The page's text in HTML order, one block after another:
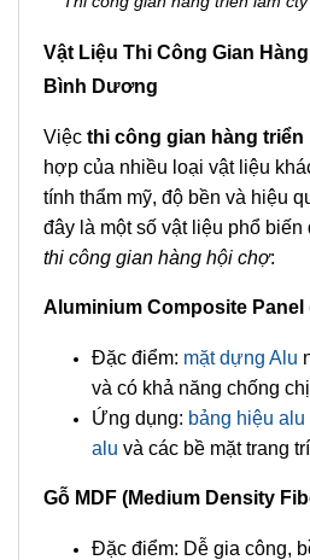
Vật Liệu Thi Công Gian
Bình Dương
Việc thi công gian hàng triển
hợp của nhiều loại vật liệu
tính thẩm mỹ, độ bền và hiệu
đây là một số vật liệu phổ
thi công gian hàng hội chợ:
Aluminium Composite Panel
Đặc điểm: mặt dựng Alu
và có khả năng chống
Ứng dụng: bảng hiệu alu
alu và các bề mặt trang
Gỗ MDF (Medium Density
Đặc điểm: Dễ gia công,